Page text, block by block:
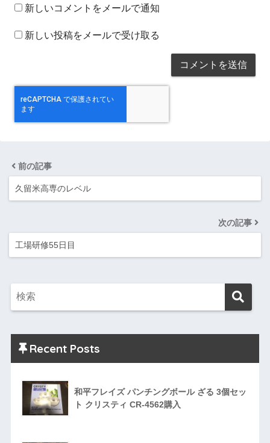
新しいコメントをメールで通知
新しい投稿をメールで受け取る
前の記事
久留米高専のレベル
次の記事
工場研修55日目
Recent Posts
和平フレイズ パンチングボール ざる 3個セッ
ト クリスティ CR-4562購入